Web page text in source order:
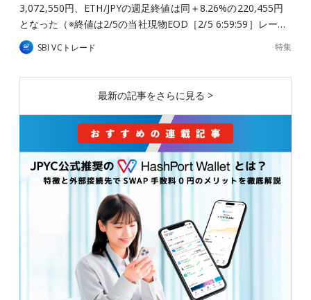
3,072,550円、ETH/JPYの週足終値は同＋8.26%の220,455円
となった（※終値は2/5の当社現物EOD［2/5 6:59:59］レー…
SBI VCトレード 特集
最新の記事をさらに見る >